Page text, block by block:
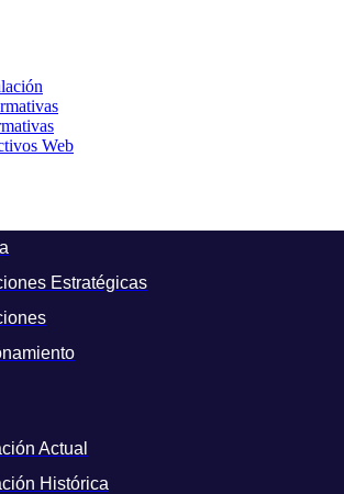
Web
Estratégicas
Actual
Histórica